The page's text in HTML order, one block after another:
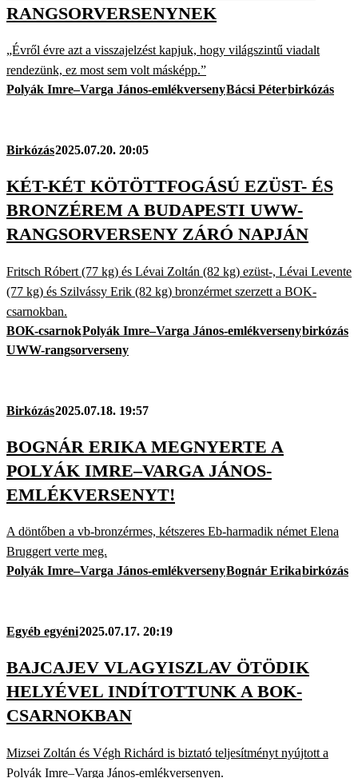
RANGSORVERSENYNEK
„Évről évre azt a visszajelzést kapjuk, hogy világszintű viadalt
rendezünk, ez most sem volt másképp.”
Polyák Imre–Varga János-emlékversenyBácsi Péterbirkózás
Birkózás2025.07.20. 20:05
KÉT-KÉT KÖTÖTTFOGÁSÚ EZÜST- ÉS
BRONZÉREM A BUDAPESTI UWW-
RANGSORVERSENY ZÁRÓ NAPJÁN
Fritsch Róbert (77 kg) és Lévai Zoltán (82 kg) ezüst-, Lévai Levente
(77 kg) és Szilvássy Erik (82 kg) bronzérmet szerzett a BOK-
csarnokban.
BOK-csarnokPolyák Imre–Varga János-emlékversenybirkózás
UWW-rangsorverseny
Birkózás2025.07.18. 19:57
BOGNÁR ERIKA MEGNYERTE A
POLYÁK IMRE–VARGA JÁNOS-
EMLÉKVERSENYT!
A döntőben a vb-bronzérmes, kétszeres Eb-harmadik német Elena
Bruggert verte meg.
Polyák Imre–Varga János-emlékversenyBognár Erikabirkózás
Egyéb egyéni2025.07.17. 20:19
BAJCAJEV VLAGYISZLAV ÖTÖDIK
HELYÉVEL INDÍTOTTUNK A BOK-
CSARNOKBAN
Mizsei Zoltán és Végh Richárd is biztató teljesítményt nyújtott a
Polyák Imre–Varga János-emlékversenyen.